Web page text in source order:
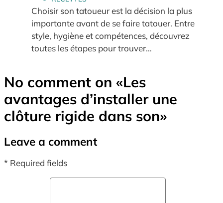
Choisir son tatoueur est la décision la plus
importante avant de se faire tatouer. Entre
style, hygiène et compétences, découvrez
toutes les étapes pour trouver…
No comment on «Les
avantages d’installer une
clôture rigide dans son»
Leave a comment
* Required fields